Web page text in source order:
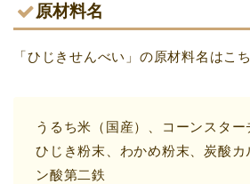
原材料名
「ひじきせんべい」の原材料名はこ
うるち米（国産）、コーンスター
ひじき粉末、わかめ粉末、炭酸カ
ン酸第二鉄